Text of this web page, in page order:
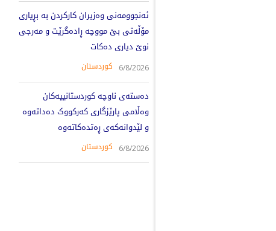
ئەنجوومەنی وەزیران کارکردن بە بڕیاری
مۆڵەتی بێ مووچە ڕادەگرێت و مەرجی
نوێ دیاری دەکات
6/8/2026 کوردستان
دەستەی ناوچە کوردستانییەکان
وەڵامی پارێزگاری کەرکووک دەداتەوە
و لێدوانەکەی ڕەتدەکاتەوە
6/8/2026 کوردستان